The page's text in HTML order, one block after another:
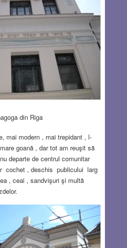
din Riga
mai modern , mai trepidant , l-
goană , dar tot am reuşit să
departe de centrul comunitar
cochet , deschis publicului larg
, ceai , sandvişuri şi multă